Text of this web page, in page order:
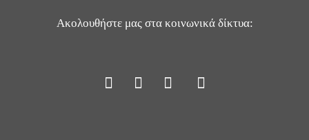
Ακολουθήστε μας στα κοινωνικά δίκτυα: